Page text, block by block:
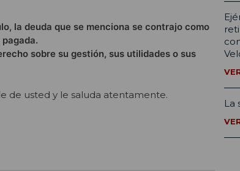
la deuda que se menciona se contrajo como
sobre su gestión, sus utilidades o sus
de usted y le saluda atentamente.
La